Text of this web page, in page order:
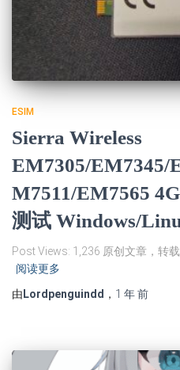
ESIM
Sierra Wireless
EM7305/EM7345/
M7511/EM7565
测试 Windows/
Post Views: 1,236 原创文章，转
阅读更多
由 Lordpenguindd ， 1 年前